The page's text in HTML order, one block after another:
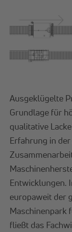
Ausgeklügelte
Grundlage für
qualitative
Erfahrung in
Entwicklungen.
europaweit der
Maschinenpark
fließt das